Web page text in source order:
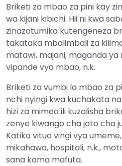
Briketi za mbao za pini kay
wa kijani kibichi. Hii ni kwa
zinazotumika kutengeneza
takataka mbalimbali za
matawi, majani, maganda
vipande vya mbao, n.k.
Briketi za vumbi la mbao za
nchi nyingi kwa kuchakata
hizi za mimea ili kuzalisha
zenye kiwango cha joto cha
Katika vituo vingi vya
mikahawa, hospitali, n.k.,
sana kama mafuta.